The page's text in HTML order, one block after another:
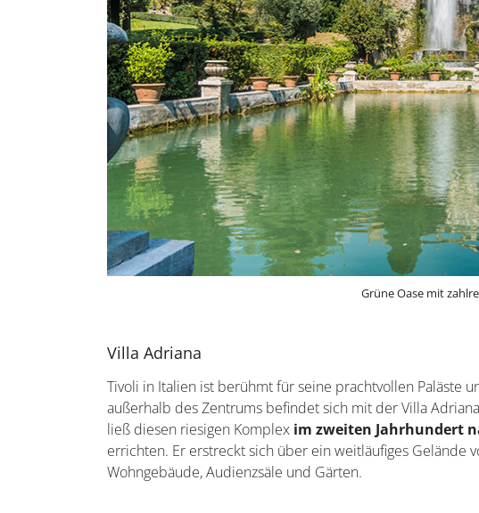
Grüne Oase mit
Villa Adriana
Tivoli in Italien ist berühmt für seine prachtvollen Paläste
außerhalb des Zentrums befindet sich mit der Villa
ließ diesen riesigen Komplex im zweiten Jahrhundert
errichten. Er erstreckt sich über ein weitläufiges Gelände
Wohngebäude, Audienzsäle und Gärten.